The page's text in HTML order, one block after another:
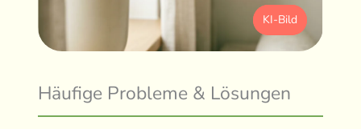
KI-Bild
Häufige Probleme & Lösungen